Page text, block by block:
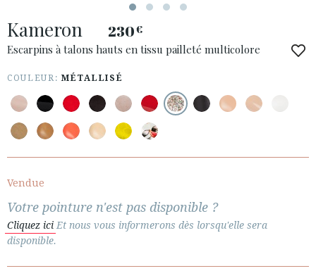
ESPAÑOL
PAYS: ROMÂNIA
· EXPÉDITIONS
· CHANGEMENTS ET REMBOURSEMENTS
· INFORMATION LÉGALE
     
ESPACE CLIENTS B2B
Kameron 230€
Escarpins à talons hauts en tissu pailleté multicolore
COULEUR:MÉTALLISÉ
Vendue
Votre pointure n'est pas disponible ?
Cliquez ici Et nous vous informerons dès lorsqu'elle sera
disponible.